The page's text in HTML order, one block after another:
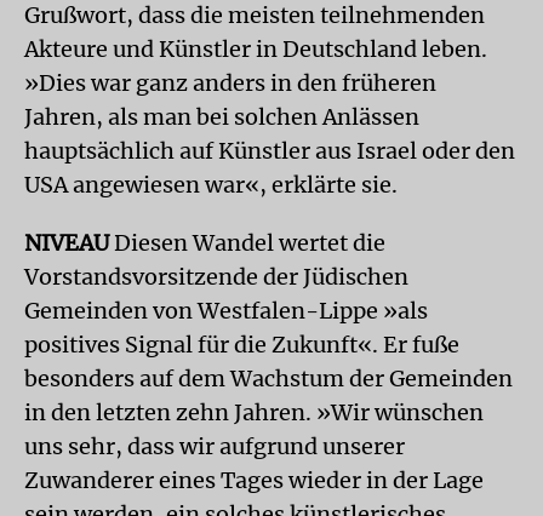
Grußwort, dass die meisten teilnehmenden
Akteure und Künstler in Deutschland leben.
»Dies war ganz anders in den früheren
Jahren, als man bei solchen Anlässen
hauptsächlich auf Künstler aus Israel oder den
USA angewiesen war«, erklärte sie.
NIVEAUDiesen Wandel wertet die
Vorstandsvorsitzende der Jüdischen
Gemeinden von Westfalen-Lippe »als
positives Signal für die Zukunft«. Er fuße
besonders auf dem Wachstum der Gemeinden
in den letzten zehn Jahren. »Wir wünschen
uns sehr, dass wir aufgrund unserer
Zuwanderer eines Tages wieder in der Lage